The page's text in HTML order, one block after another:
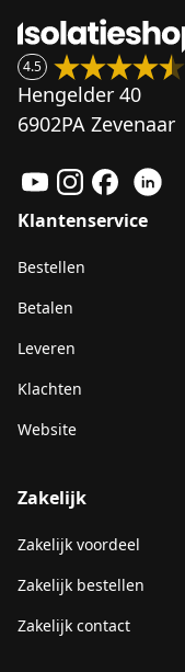
4.5
Hengelder 40
6902PA Zevenaar
Klantenservice
Bestellen
Betalen
Leveren
Klachten
Website
Zakelijk
Zakelijk voordeel
Zakelijk bestellen
Zakelijk contact